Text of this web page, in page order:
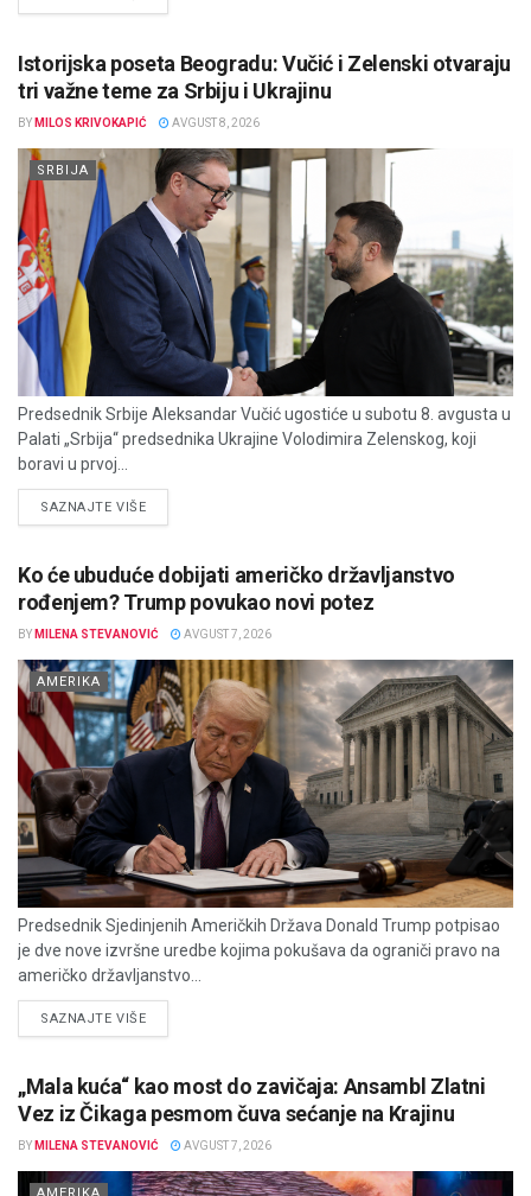
Istorijska poseta Beogradu: Vučić i Zelenski otvaraju
tri važne teme za Srbiju i Ukrajinu
BY MILOS KRIVOKAPIĆ AVGUST 8, 2026
SRBIJA
Predsednik Srbije Aleksandar Vučić ugostiće u subotu 8. avgusta u
Palati „Srbija“ predsednika Ukrajine Volodimira Zelenskog, koji
boravi u prvoj...
SAZNAJTE VIŠEDETAILS
Ko će ubuduće dobijati američko državljanstvo
rođenjem? Trump povukao novi potez
BY MILENA STEVANOVIĆ AVGUST 7, 2026
AMERIKA
Predsednik Sjedinjenih Američkih Država Donald Trump potpisao
je dve nove izvršne uredbe kojima pokušava da ograniči pravo na
američko državljanstvo...
SAZNAJTE VIŠEDETAILS
„Mala kuća“ kao most do zavičaja: Ansambl Zlatni
Vez iz Čikaga pesmom čuva sećanje na Krajinu
BY MILENA STEVANOVIĆ AVGUST 7, 2026